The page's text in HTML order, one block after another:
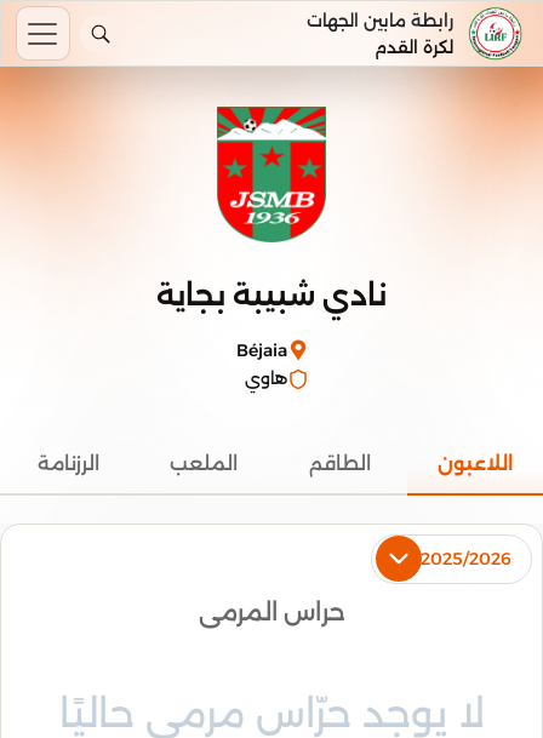
رابطة مابين الجهات
لكرة القدم
نادي شبيبة بجاية
Béjaia
هاوي
اللاعبون الطاقم الملعب الرزنامة
2025/2026
حراس المرمى
لا يوجد حرّاس مرمى حاليًا